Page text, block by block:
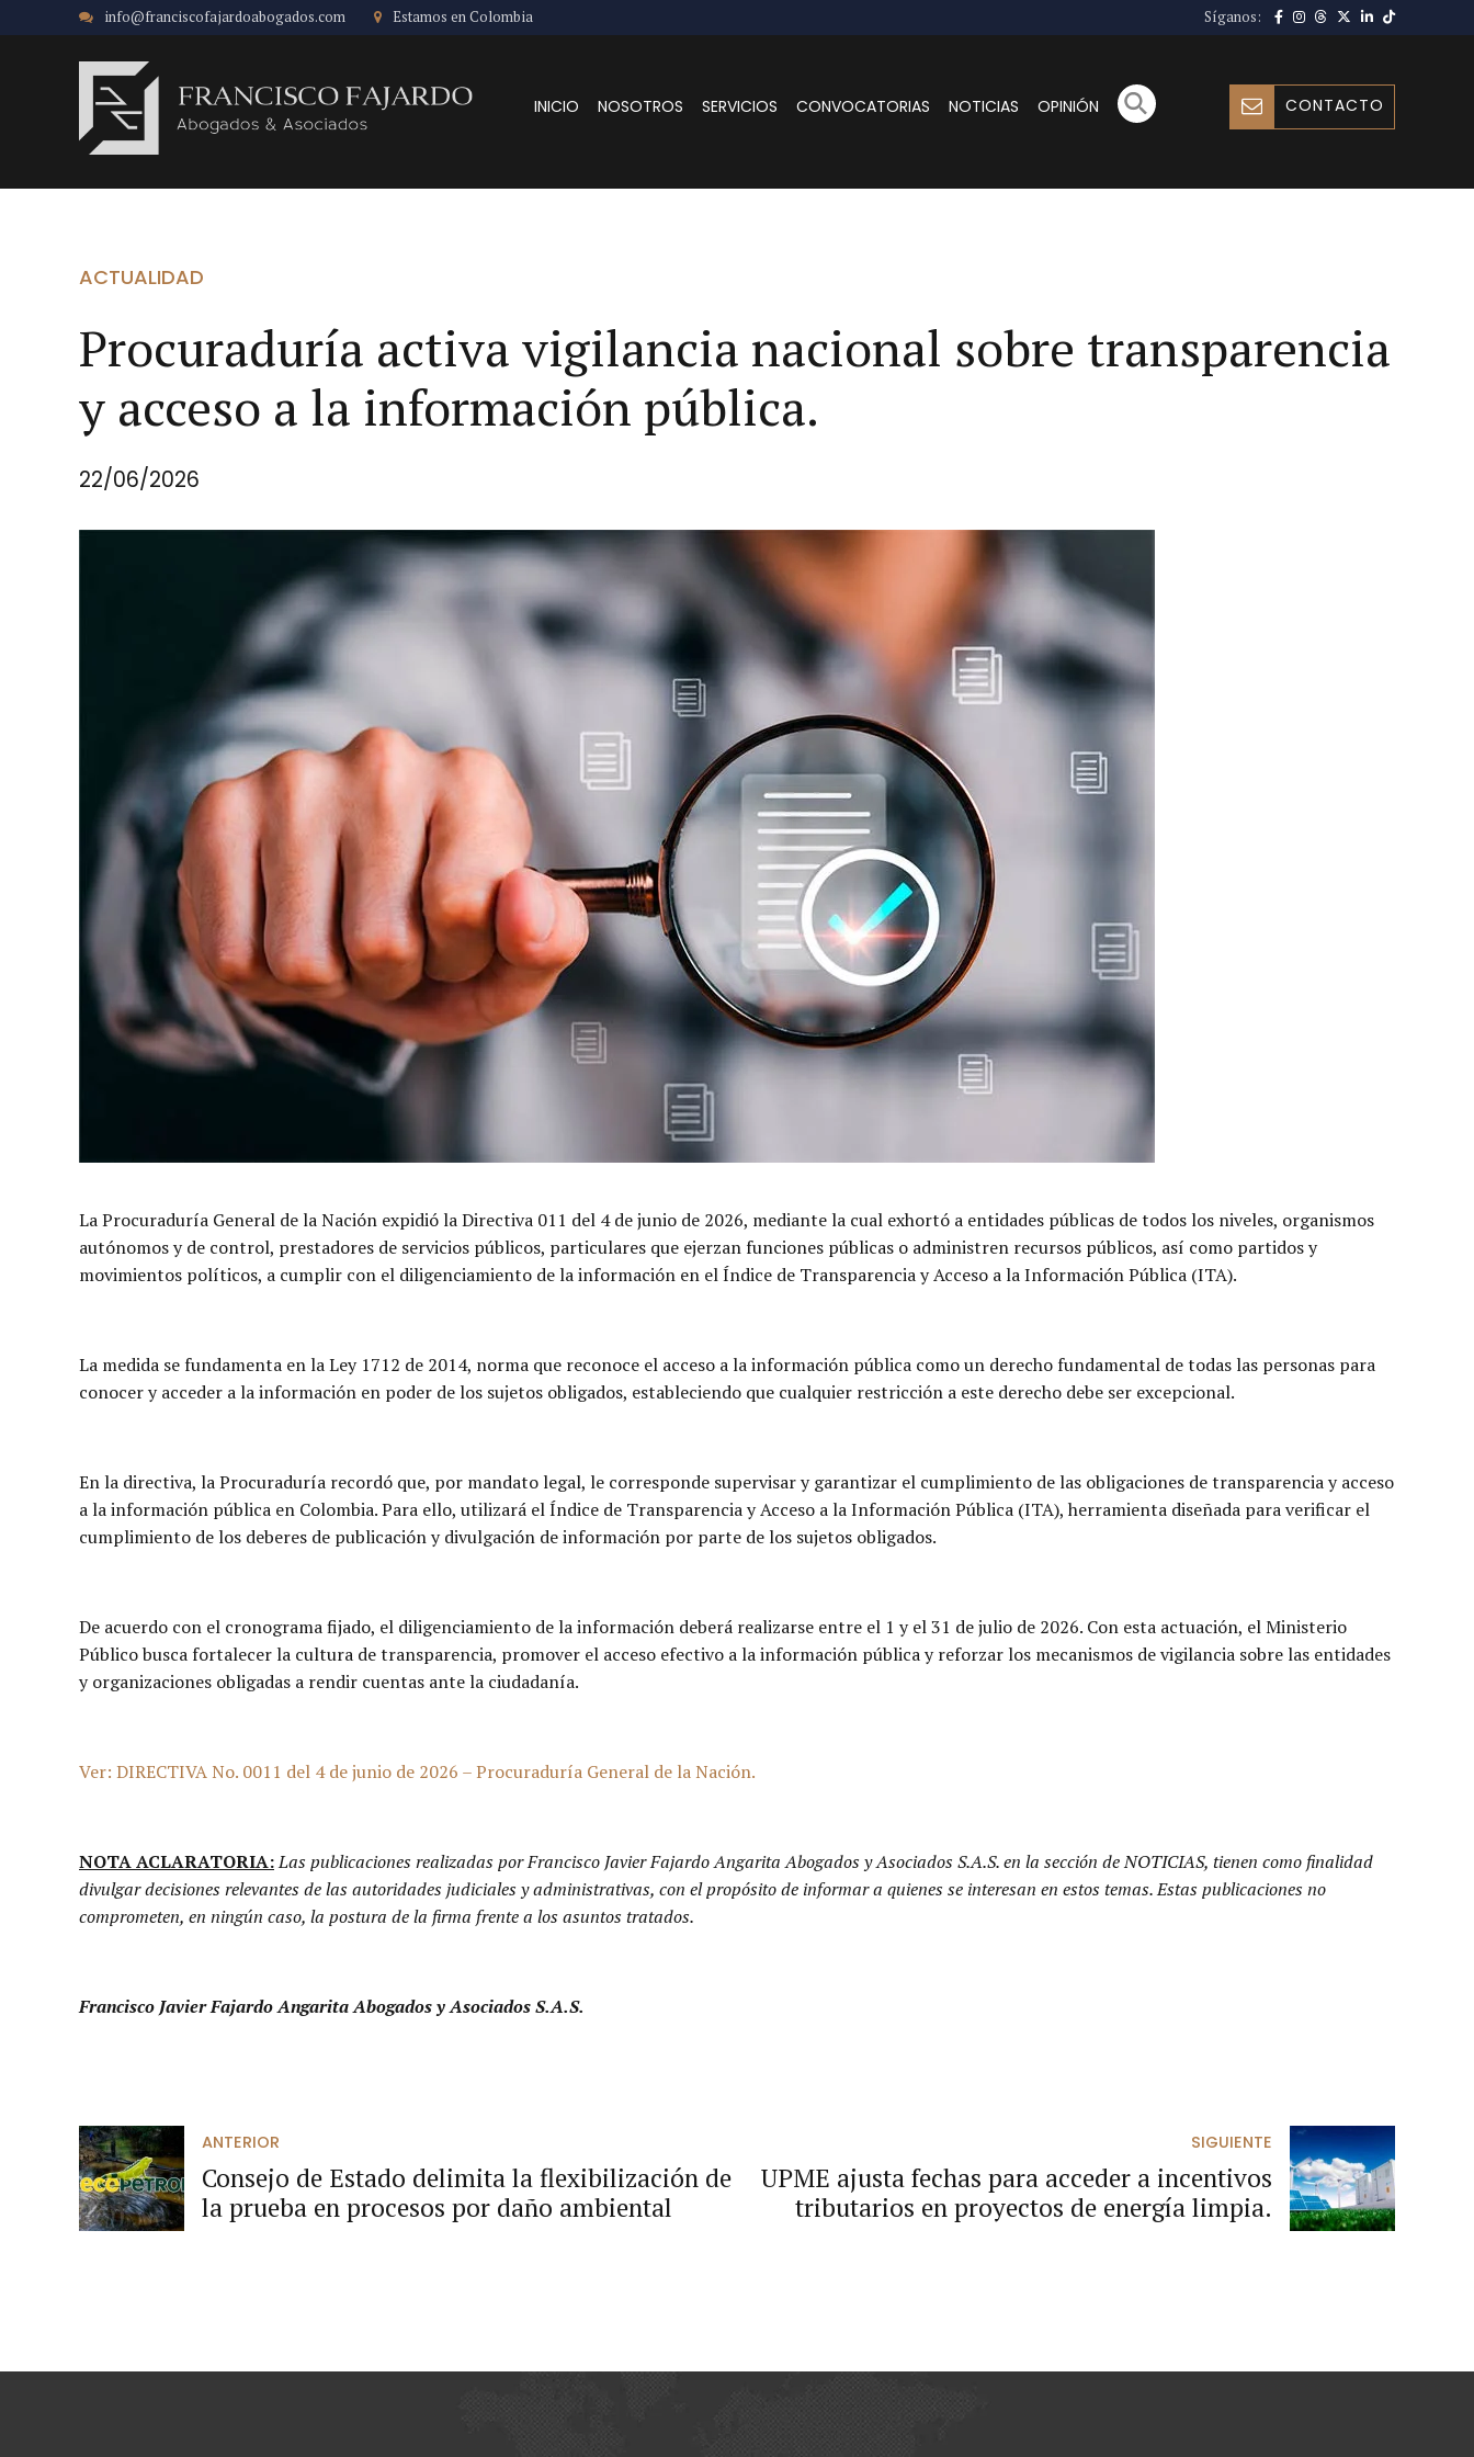
info@franciscofajardoabogados.com Estamos en Colombia Síganos:
CONTACTO
INICIO NOSOTROS SERVICIOS CONVOCATORIAS NOTICIAS OPINIÓN
ACTUALIDAD
Procuraduría activa vigilancia nacional sobre transparencia
y acceso a la información pública.
22/06/2026
La Procuraduría General de la Nación expidió la Directiva 011 del 4 de junio de 2026, mediante la cual exhortó a entidades públicas de todos los niveles, organismos
autónomos y de control, prestadores de servicios públicos, particulares que ejerzan funciones públicas o administren recursos públicos, así como partidos y
movimientos políticos, a cumplir con el diligenciamiento de la información en el Índice de Transparencia y Acceso a la Información Pública (ITA).
La medida se fundamenta en la Ley 1712 de 2014, norma que reconoce el acceso a la información pública como un derecho fundamental de todas las personas para
conocer y acceder a la información en poder de los sujetos obligados, estableciendo que cualquier restricción a este derecho debe ser excepcional.
En la directiva, la Procuraduría recordó que, por mandato legal, le corresponde supervisar y garantizar el cumplimiento de las obligaciones de transparencia y acceso
a la información pública en Colombia. Para ello, utilizará el Índice de Transparencia y Acceso a la Información Pública (ITA), herramienta diseñada para verificar el
cumplimiento de los deberes de publicación y divulgación de información por parte de los sujetos obligados.
De acuerdo con el cronograma fijado, el diligenciamiento de la información deberá realizarse entre el 1 y el 31 de julio de 2026. Con esta actuación, el Ministerio
Público busca fortalecer la cultura de transparencia, promover el acceso efectivo a la información pública y reforzar los mecanismos de vigilancia sobre las entidades
y organizaciones obligadas a rendir cuentas ante la ciudadanía.
Ver: DIRECTIVA No. 0011 del 4 de junio de 2026 – Procuraduría General de la Nación.
NOTA ACLARATORIA:Las publicaciones realizadas por Francisco Javier Fajardo Angarita Abogados y Asociados S.A.S. en la sección de NOTICIAS, tienen como finalidad
divulgar decisiones relevantes de las autoridades judiciales y administrativas, con el propósito de informar a quienes se interesan en estos temas. Estas publicaciones no
comprometen, en ningún caso, la postura de la firma frente a los asuntos tratados.
Francisco Javier Fajardo Angarita Abogados y Asociados S.A.S.
ANTERIOR
Consejo de Estado delimita la flexibilización de
la prueba en procesos por daño ambiental
SIGUIENTE
UPME ajusta fechas para acceder a incentivos
tributarios en proyectos de energía limpia.